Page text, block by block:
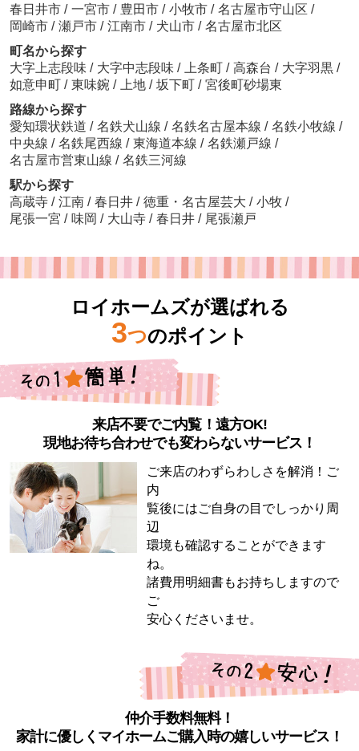
春日井市 / 一宮市 / 豊田市 / 小牧市 / 名古屋市守山区 /
岡崎市 / 瀬戸市 / 江南市 / 犬山市 / 名古屋市北区
町名から探す
大字上志段味 / 大字中志段味 / 上条町 / 高森台 / 大字羽黒 /
如意申町 / 東味鋺 / 上地 / 坂下町 / 宮後町砂場東
路線から探す
愛知環状鉄道 / 名鉄犬山線 / 名鉄名古屋本線 / 名鉄小牧線 /
中央線 / 名鉄尾西線 / 東海道本線 / 名鉄瀬戸線 /
名古屋市営東山線 / 名鉄三河線
駅から探す
高蔵寺 / 江南 / 春日井 / 徳重・名古屋芸大 / 小牧 /
尾張一宮 / 味岡 / 大山寺 / 春日井 / 尾張瀬戸
ロイホームズが選ばれる
3つのポイント
来店不要でご内覧！遠方OK!
現地お待ち合わせでも変わらないサービス！
ご来店のわずらわしさを解消！ご
内
覧後にはご自身の目でしっかり周
辺
環境も確認することができます
ね。
諸費用明細書もお持ちしますので
ご
安心くださいませ。
仲介手数料無料！
家計に優しくマイホームご購入時の嬉しいサービス！